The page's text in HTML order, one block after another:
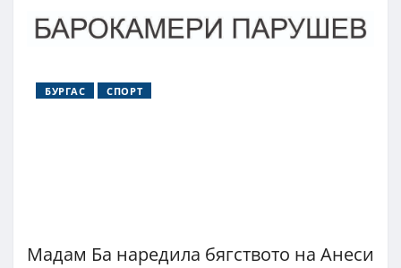
БУРГАС СПОРТ
Мадам Ба наредила бягството на Анеси